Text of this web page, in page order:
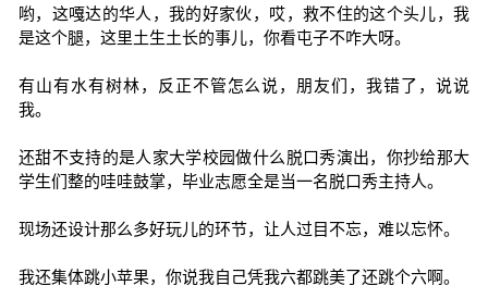
哟，这嘎达的华人，我的好家伙，哎，救不住的这个头儿，我
是这个腿，这里土生土长的事儿，你看屯子不咋大呀。
有山有水有树林，反正不管怎么说，朋友们，我错了，说说
我。
还甜不支持的是人家大学校园做什么脱口秀演出，你抄给那大
学生们整的哇哇鼓掌，毕业志愿全是当一名脱口秀主持人。
现场还设计那么多好玩儿的环节，让人过目不忘，难以忘怀。
我还集体跳小苹果，你说我自己凭我六都跳美了还跳个六啊。